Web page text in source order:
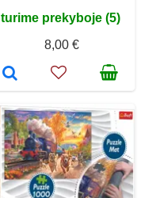
turime prekyboje (5)
8,00 €